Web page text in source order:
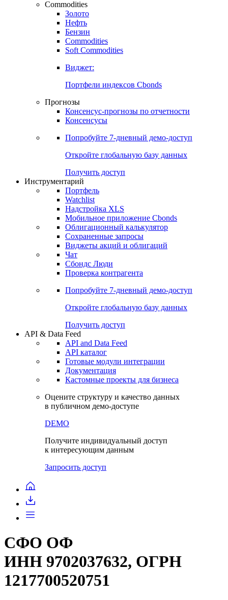
Commodities
Золото
Нефть
Бензин
Commodities
Soft Commodities
Виджет:
Портфели индексов Cbonds
Прогнозы
Консенсус-прогнозы по отчетности
Консенсусы
Попробуйте 7-дневный демо-доступ
Откройте глобальную базу данных
Получить доступ
Инструментарий
Портфель
Watchlist
Надстройка XLS
Мобильное приложение Cbonds
Облигационный калькулятор
Сохраненные запросы
Виджеты акций и облигаций
Чат
Сбондс Люди
Проверка контрагента
Попробуйте 7-дневный демо-доступ
Откройте глобальную базу данных
Получить доступ
API & Data Feed
API and Data Feed
API каталог
Готовые модули интеграции
Документация
Кастомные проекты для бизнеса
Оцените структуру и качество данных
в публичном демо-доступе
DEMO
Получите индивидуальный доступ
к интересующим данным
Запросить доступ
СФО ОФ
ИНН 9702037632, ОГРН
1217700520751